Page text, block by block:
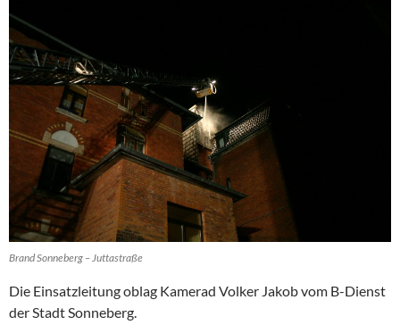
Brand Sonneberg – Juttastraße
Die Einsatzleitung oblag Kamerad Volker Jakob vom B-Dienst
der Stadt Sonneberg.